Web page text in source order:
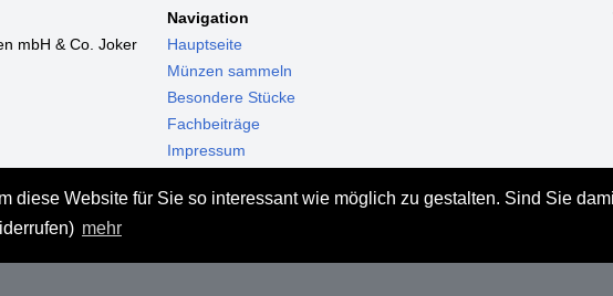
diese Website für Sie so interessant wie möglich zu gestalten. Sind Sie
mehr
mbH & Co. Joker
Navigation
Hauptseite
Münzen sammeln
Besondere Stücke
Fachbeiträge
Impressum
Haftungsausschluss